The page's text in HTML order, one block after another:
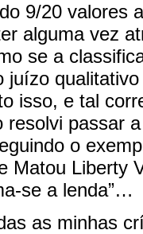
9/20 valores
alguma vez
se a
juízo
isso, e tal
resolvi passar
o
Matou Liberty
se a lenda”…
as minhas